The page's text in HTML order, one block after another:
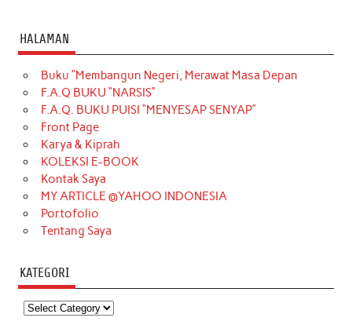
HALAMAN
Buku “Membangun Negeri, Merawat Masa Depan
F.A.Q BUKU “NARSIS”
F.A.Q. BUKU PUISI “MENYESAP SENYAP”
Front Page
Karya & Kiprah
KOLEKSI E-BOOK
Kontak Saya
MY ARTICLE @YAHOO INDONESIA
Portofolio
Tentang Saya
KATEGORI
Kategori